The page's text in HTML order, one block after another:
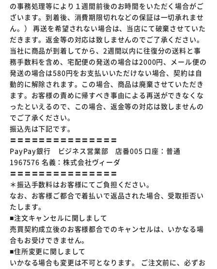
の事務処理等により１週間前後のお時間をいただく場合がご
ざいます。到着後、消費期限切れなどの保証は一切承れませ
ん。） 再送を希望されない場合は、当店にて破棄させていた
だきます。返金等の対応は致しませんのでご了承ください。
当社に商品が到着してから、2週間以内に往復分の送料と事
務手数料を含め、宅配便の発送の場合は2000円、メール便の
発送の場合は580円をお支払いいただけない場合、契約は自
動的に解除されます。この場合、商品は廃棄させていただき
ます。お客様の責めに帰すべき事由による再送ができなくな
ったといえるので、この場合、返金等の対応は致しませんの
でご了承ください。
振込先は下記です。
〓〓〓〓〓〓〓〓〓〓〓〓〓〓〓
PayPay銀行 ビジネス営業部 店番005 口座：普通
1967576 名義：株式会社ヴィーダ
〓〓〓〓〓〓〓〓〓〓〓〓〓〓〓
＊振込手数料はお客様にてご負担ください。
なお、お客様ご都合で着払いで返品された場合、受取拒否い
たします。
■注文キャンセルに関しまして
売買契約成立後のお客様都合でのキャンセルは、いかなる場
合もお受けできません。
■住所変更に関しまして
いかなる場合も変更は不可となります。 ご注文前に、必ずお